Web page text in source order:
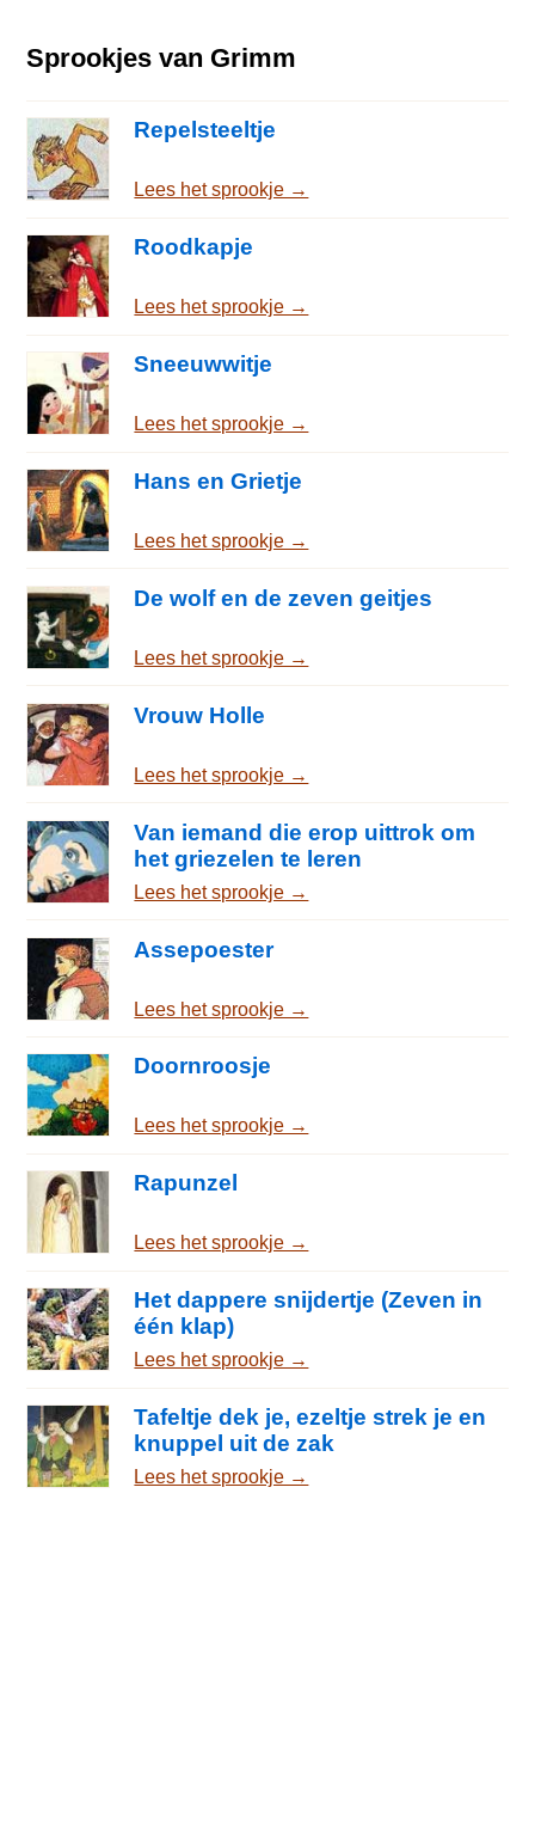
Sprookjes van Grimm
Repelsteeltje
Lees het sprookje →
Roodkapje
Lees het sprookje →
Sneeuwwitje
Lees het sprookje →
Hans en Grietje
Lees het sprookje →
De wolf en de zeven geitjes
Lees het sprookje →
Vrouw Holle
Lees het sprookje →
Van iemand die erop uittrok om
het griezelen te leren
Lees het sprookje →
Assepoester
Lees het sprookje →
Doornroosje
Lees het sprookje →
Rapunzel
Lees het sprookje →
Het dappere snijdertje (Zeven in
één klap)
Lees het sprookje →
Tafeltje dek je, ezeltje strek je en
knuppel uit de zak
Lees het sprookje →